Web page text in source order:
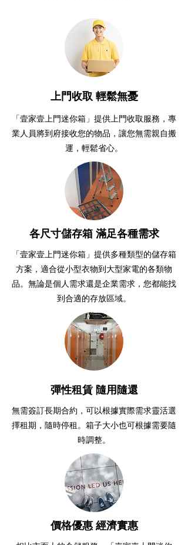
上門收取 輕鬆無憂
「壹家壹上門迷你箱」提供上門收取服務，專
業人員將到府接收您的物品，讓您無需親自搬
運，輕鬆省心。
各尺寸儲存箱 滿足各種需求
「壹家壹上門迷你箱」提供多種類型的儲存箱
方案，適合從小型衣物到大型家電的各類物
品。無論是個人需求還是企業需求，您都能找
到合適的存放區域。
彈性租賃 隨用隨還
無需簽訂長期合約，可以根據實際需求靈活選
擇租期，隨時停租。箱子大小也可根據需要隨
時調整。
價格優惠 經濟實惠